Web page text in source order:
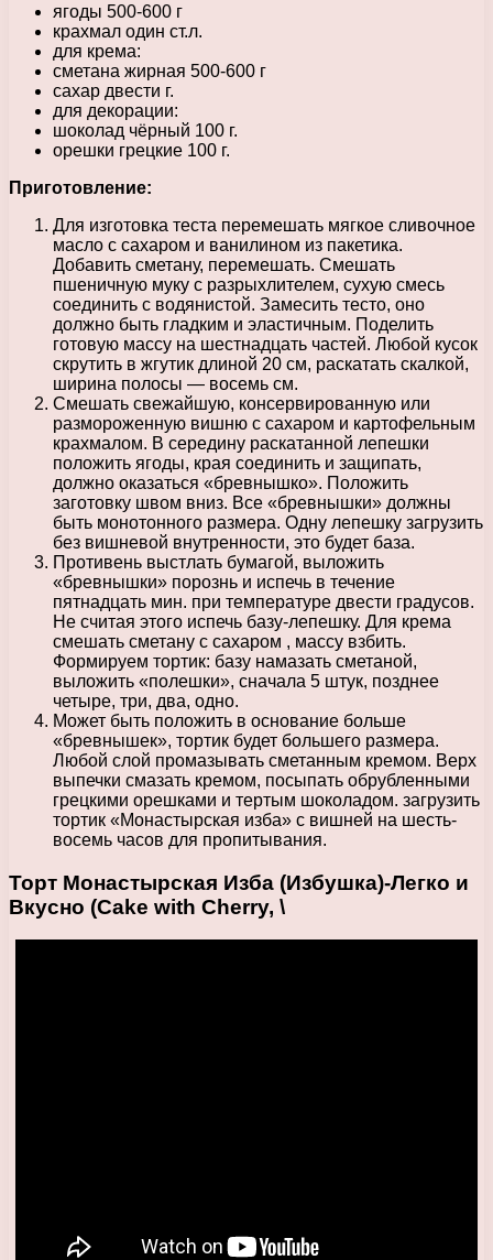
ягоды 500-600 г
крахмал один ст.л.
для крема:
сметана жирная 500-600 г
сахар двести г.
для декорации:
шоколад чёрный 100 г.
орешки грецкие 100 г.
Приготовление:
Для изготовка теста перемешать мягкое сливочное
масло с сахаром и ванилином из пакетика.
Добавить сметану, перемешать. Смешать
пшеничную муку с разрыхлителем, сухую смесь
соединить с водянистой. Замесить тесто, оно
должно быть гладким и эластичным. Поделить
готовую массу на шестнадцать частей. Любой кусок
скрутить в жгутик длиной 20 см, раскатать скалкой,
ширина полосы — восемь см.
Смешать свежайшую, консервированную или
размороженную вишню с сахаром и картофельным
крахмалом. В середину раскатанной лепешки
положить ягоды, края соединить и защипать,
должно оказаться «бревнышко». Положить
заготовку швом вниз. Все «бревнышки» должны
быть монотонного размера. Одну лепешку загрузить
без вишневой внутренности, это будет база.
Противень выстлать бумагой, выложить
«бревнышки» порознь и испечь в течение
пятнадцать мин. при температуре двести градусов.
Не считая этого испечь базу-лепешку. Для крема
смешать сметану с сахаром , массу взбить.
Формируем тортик: базу намазать сметаной,
выложить «полешки», сначала 5 штук, позднее
четыре, три, два, одно.
Может быть положить в основание больше
«бревнышек», тортик будет большего размера.
Любой слой промазывать сметанным кремом. Верх
выпечки смазать кремом, посыпать обрубленными
грецкими орешками и тертым шоколадом. загрузить
тортик «Монастырская изба» с вишней на шесть-
восемь часов для пропитывания.
Торт Монастырская Изба (Избушка)-Легко и
Вкусно (Cake with Cherry, \